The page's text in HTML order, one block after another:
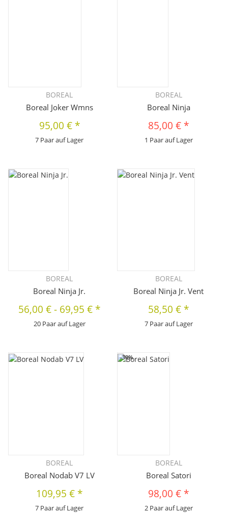
BOREAL
Boreal Joker Wmns
95,00 € *
7 Paar auf Lager
BOREAL
Boreal Ninja
85,00 € *
1 Paar auf Lager
BOREAL
Boreal Ninja Jr.
56,00 €- 69,95 € *
20 Paar auf Lager
BOREAL
Boreal Ninja Jr. Vent
58,50 € *
7 Paar auf Lager
BOREAL
Boreal Nodab V7 LV
109,95 € *
7 Paar auf Lager
-30%
BOREAL
Boreal Satori
98,00 € *
2 Paar auf Lager